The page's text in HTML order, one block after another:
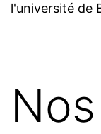
l'université de